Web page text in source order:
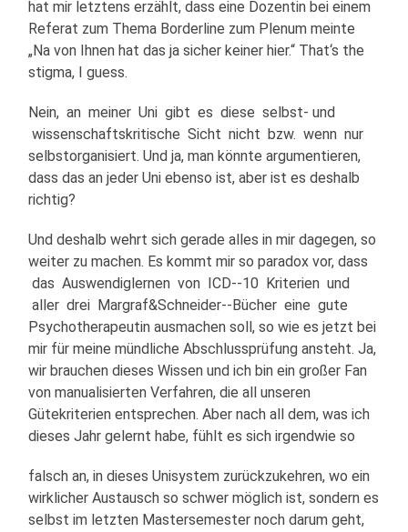
hat mir letztens erzählt, dass eine Dozentin bei einem
Referat zum Thema Borderline zum Plenum meinte
„Na von Ihnen hat das ja sicher keiner hier.“ That‘s the
stigma, I guess.
Nein, an meiner Uni gibt es diese selbst-­ und
wissenschaftskritische Sicht nicht bzw. wenn nur
selbstorganisiert. Und ja, man könnte argumentieren,
dass das an jeder Uni ebenso ist, aber ist es deshalb
richtig?
Und deshalb wehrt sich gerade alles in mir dagegen, so
weiter zu machen. Es kommt mir so paradox vor, dass
das Auswendiglernen von ICD-­‐10 Kriterien und
aller drei Margraf&Schneider-­‐Bücher eine gute
Psychotherapeutin ausmachen soll, so wie es jetzt bei
mir für meine mündliche Abschlussprüfung ansteht. Ja,
wir brauchen dieses Wissen und ich bin ein großer Fan
von manualisierten Verfahren, die all unseren
Gütekriterien entsprechen. Aber nach all dem, was ich
dieses Jahr gelernt habe, fühlt es sich irgendwie so
falsch an, in dieses Unisystem zurückzukehren, wo ein
wirklicher Austausch so schwer möglich ist, sondern es
selbst im letzten Mastersemester noch darum geht,